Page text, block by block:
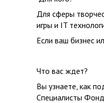
Для сферы
игры и IT
Если ваш бизнес
Что вас ждет?
Вы узнаете, как
Специалисты